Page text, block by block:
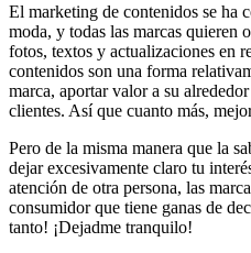
El marketing de contenidos se ha
moda, y todas las marcas quieren
fotos, textos y actualizaciones en
contenidos son una forma
marca, aportar valor a su
clientes. Así que cuanto más,
Pero de la misma manera que la
dejar excesivamente claro tu
atención de otra persona, las
consumidor que tiene ganas de
tanto! ¡Dejadme tranquilo!